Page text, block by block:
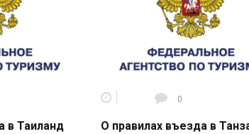
в Таиланд
0
О правилах въезда в